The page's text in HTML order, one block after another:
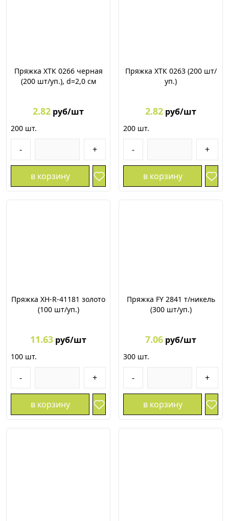
Пряжка ХТК 0266 черная
(200 шт/уп.), d=2,0 см
2.82 руб/шт
200 шт.
- +
в корзину
Пряжка ХТК 0263 (200 шт/
уп.)
2.82 руб/шт
200 шт.
- +
в корзину
Пряжка XH-R-41181 золото
(100 шт/уп.)
11.63 руб/шт
100 шт.
- +
в корзину
Пряжка FY 2841 т/никель
(300 шт/уп.)
7.06 руб/шт
300 шт.
- +
в корзину